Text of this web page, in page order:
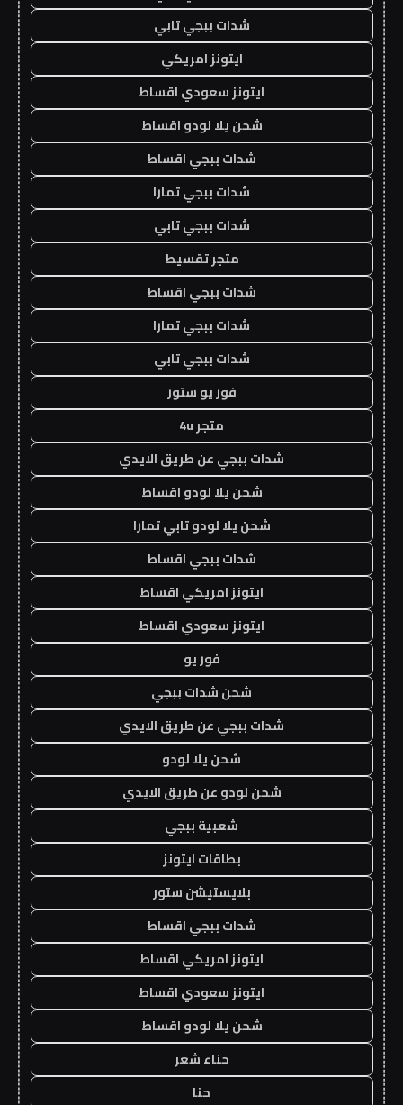
شدات ببجي تابي
ايتونز امريكي
ايتونز سعودي اقساط
شحن يلا لودو اقساط
شدات ببجي اقساط
شدات ببجي تمارا
شدات ببجي تابي
متجر تقسيط
شدات ببجي اقساط
شدات ببجي تمارا
شدات ببجي تابي
فور يو ستور
متجر 4u
شدات ببجي عن طريق الايدي
شحن يلا لودو اقساط
شحن يلا لودو تابي تمارا
شدات ببجي اقساط
ايتونز امريكي اقساط
ايتونز سعودي اقساط
فور يو
شحن شدات ببجي
شدات ببجي عن طريق الايدي
شحن يلا لودو
شحن لودو عن طريق الايدي
شعبية ببجي
بطاقات ايتونز
بلايستيشن ستور
شدات ببجي اقساط
ايتونز امريكي اقساط
ايتونز سعودي اقساط
شحن يلا لودو اقساط
حناء شعر
حنا